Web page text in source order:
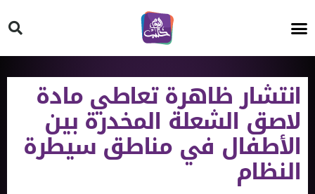
انتشار ظاهرة تعاطي مادة
لاصق الشعلة المخدرة بين
الأطفال في مناطق سيطرة
النظام